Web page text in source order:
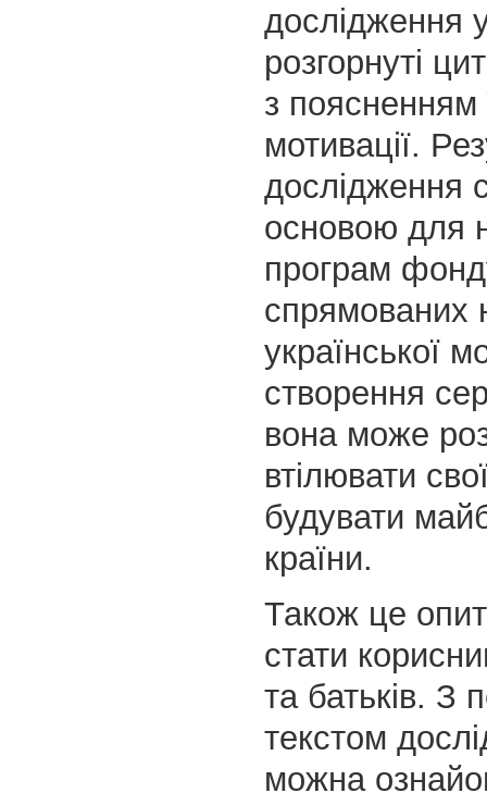
дослідження
розгорнуті
з поясненням
мотивації.
дослідження
основою для
програм
спрямованих
української
створення
вона може
втілювати
будувати
країни.
Також це
стати
та батьків. З
текстом
можна